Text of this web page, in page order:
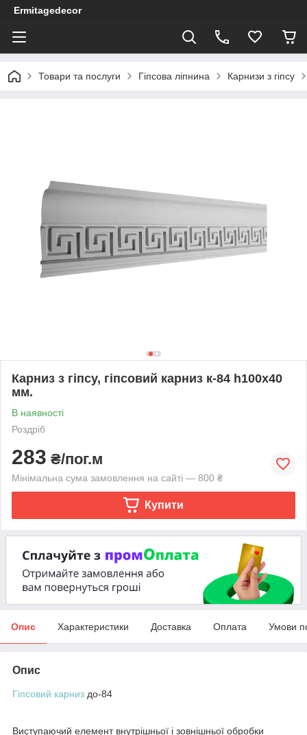
Ermitagedecor
Товари та послуги Гіпсова ліпнина Карнизи з гіпсу
Карниз з гіпсу, гіпсовий карниз к-84 һ100х40
мм.
В наявності
Роздріб
283 ₴/пог.м
Мінімальна сума замовлення на сайті — 800 ₴
Купити
Опис Характеристики Доставка Оплата Умови
Опис
Гіпсовий карниз до-84
Виступаючий елемент внутрішньої і зовнішньої обробки